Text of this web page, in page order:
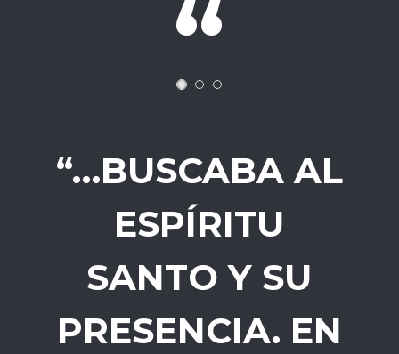
“…BUSCABA AL
ESPÍRITU
SANTO Y SU
PRESENCIA. EN